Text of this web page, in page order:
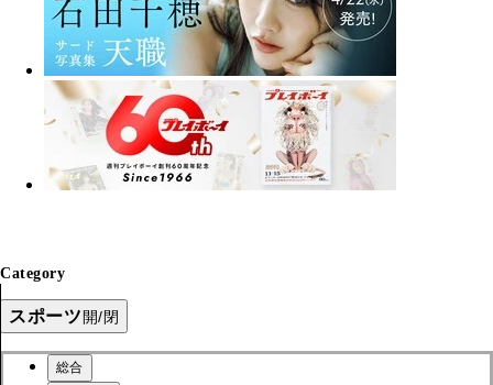
Category
スポーツ開/閉
総合